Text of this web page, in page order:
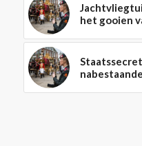
het gooien